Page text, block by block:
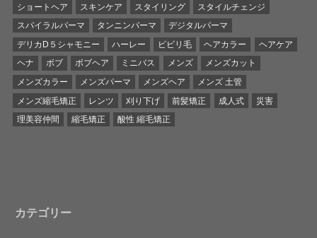
ショートヘア
スキンケア スタイリング
スタイルチェンジ
スパイラルパーマ
タンニンパーマ
デジタルパーマ
デリカD５シャモニー
ハーレー ビビリ毛 ヘアカラー
ヘアケア
ヘナ
ボブ ボブヘア ミニバス メンズ
メンズカット
メンズカラー
メンズパーマ メンズヘア
メンズ 土管
メンズ縮毛矯正
レンツ 刈り下げ 前髪矯正 成人式
災害
理美容仲間
縮毛矯正 酸性 縮毛矯正
カテゴリー